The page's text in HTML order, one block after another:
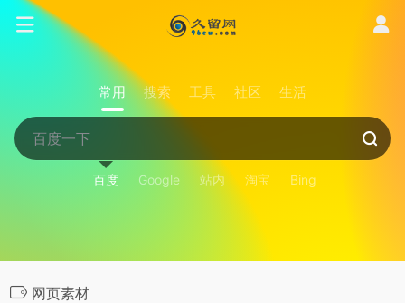
常用 搜索 工具 社区 生活
百度 Google 站内 淘宝 Bing
网页素材